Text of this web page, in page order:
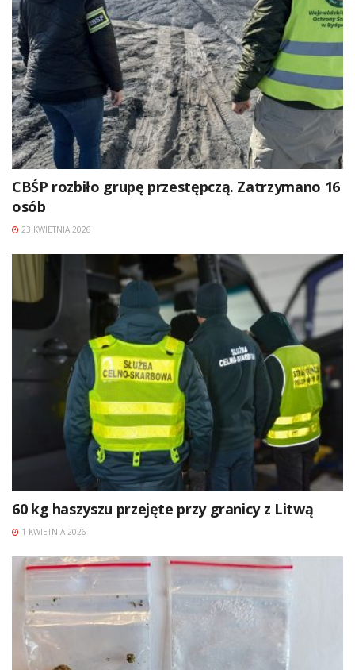
CBŚP rozbiło grupę przestępczą. Zatrzymano 16
osób
23 KWIETNIA 2026
60 kg haszyszu przejęte przy granicy z Litwą
1 KWIETNIA 2026